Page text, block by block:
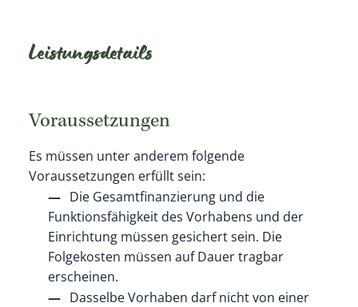
Leistungsdetails
Voraussetzungen
Es müssen unter anderem folgende
Voraussetzungen erfüllt sein:
Die Gesamtfinanzierung und die
Funktionsfähigkeit des Vorhabens und der
Einrichtung müssen gesichert sein. Die
Folgekosten müssen auf Dauer tragbar
erscheinen.
Dasselbe Vorhaben darf nicht von einer